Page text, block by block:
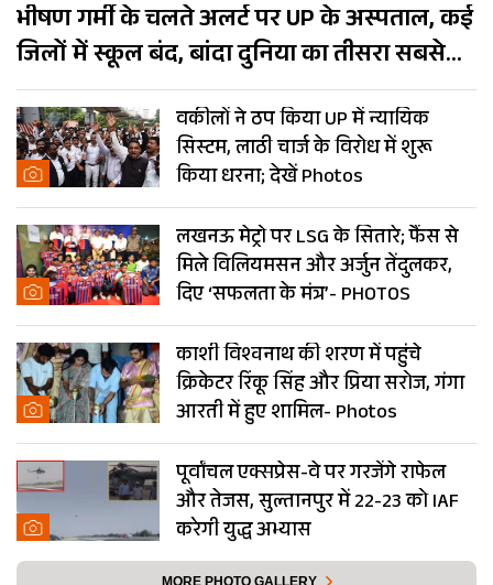
भीषण गर्मी के चलते अलर्ट पर UP के अस्पताल, कई
जिलों में स्कूल बंद, बांदा दुनिया का तीसरा सबसे
गर्म शहर
वकीलों ने ठप किया UP में न्यायिक
सिस्टम, लाठी चार्ज के विरोध में शुरू
किया धरना; देखें Photos
लखनऊ मेट्रो पर LSG के सितारे; फैंस से
मिले विलियमसन और अर्जुन तेंदुलकर,
दिए ‘सफलता के मंत्र’- PHOTOS
काशी विश्वनाथ की शरण में पहुंचे
क्रिकेटर रिंकू सिंह और प्रिया सरोज, गंगा
आरती में हुए शामिल- Photos
पूर्वांचल एक्सप्रेस-वे पर गरजेंगे राफेल
और तेजस, सुल्तानपुर में 22-23 को IAF
करेगी युद्ध अभ्यास
MORE PHOTO GALLERY